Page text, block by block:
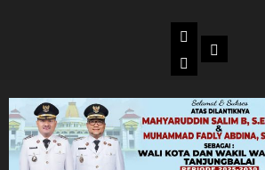
Beranda
BPBD
Tanjungbalai
Dokumen